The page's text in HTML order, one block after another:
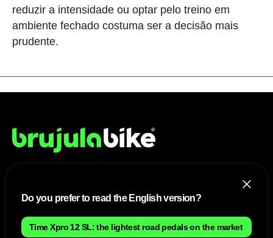
reduzir a intensidade ou optar pelo treino em
ambiente fechado costuma ser a decisão mais
prudente.
Aviso Legal Brasileiro
Política de cookies Brasileiro
Do you prefer to read the English version?
Time Xpro 12 SL: the lightest road pedals on the market